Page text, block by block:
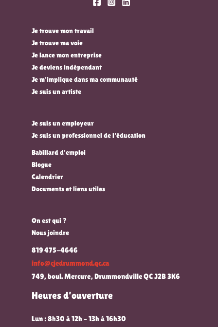
Je trouve mon travail
Je trouve ma voie
Je lance mon entreprise
Je deviens indépendant
Je m'implique dans ma communauté
Je suis un artiste
Je suis un employeur
Je suis un professionnel de l'éducation
Babillard d'emploi
Blogue
Calendrier
Documents et liens utiles
On est qui ?
Nous joindre
819 475-4646
info@cjedrummond.qc.ca
749, boul. Mercure, Drummondville QC J2B 3K6
Heures d’ouverture
Lun : 8h30 à 12h – 13h à 16h30